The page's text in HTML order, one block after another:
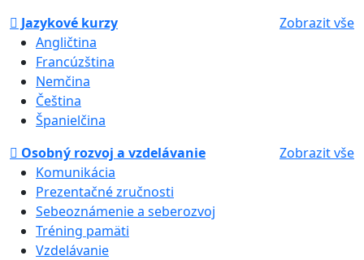
Jazykové kurzy
Zobrazit vše
Angličtina
Francúzština
Nemčina
Čeština
Španielčina
Osobný rozvoj a vzdelávanie
Zobrazit vše
Komunikácia
Prezentačné zručnosti
Sebeoznámenie a seberozvoj
Tréning pamäti
Vzdelávanie